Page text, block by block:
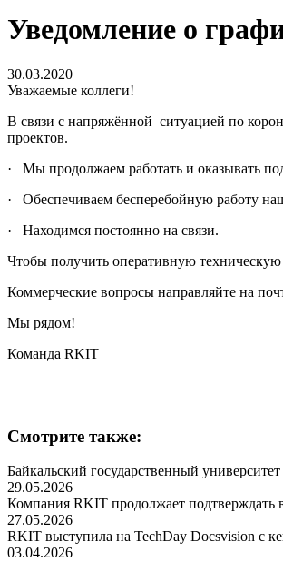
Уведомление о
30.03.2020
Уважаемые коллеги!
В связи с напряжённой ситуацией по
проектов.
· Мы продолжаем работать и оказывать
· Обеспечиваем бесперебойную работу
· Находимся постоянно на связи.
Чтобы получить оперативную
Коммерческие вопросы направляйте на
Мы рядом!
Команда RKIT
Смотрите также:
Байкальский государственный
29.05.2026
Компания RKIT продолжает подтверждать
27.05.2026
RKIT выступила на TechDay Docsvision с
03.04.2026